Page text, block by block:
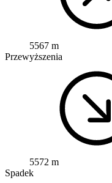
5567 m
Przewyższenia
5572 m
Spadek